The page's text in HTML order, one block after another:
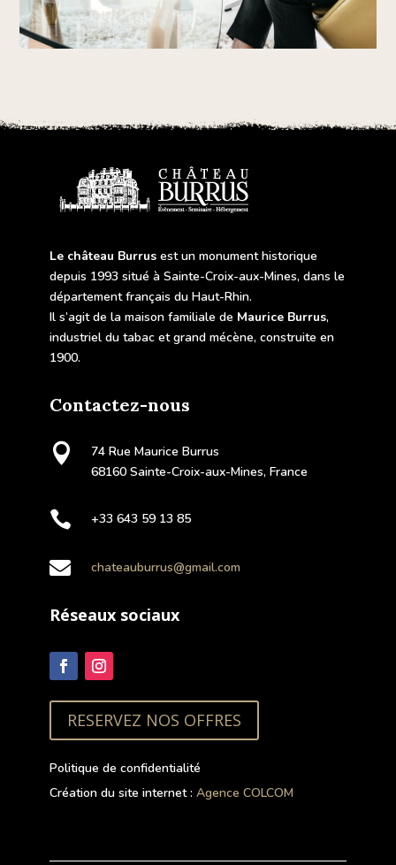
Le château Burrus est un monument historique
depuis 1993 situé à Sainte-Croix-aux-Mines, dans le
département français du Haut-Rhin.
Il s’agit de la maison familiale de Maurice Burrus,
industriel du tabac et grand mécène, construite en
1900.
Contactez-nous

74 Rue Maurice Burrus
68160 Sainte-Croix-aux-Mines, France
 +33 643 59 13 85
 chateauburrus@gmail.com
Réseaux sociaux
RESERVEZ NOS OFFRES
Politique de confidentialité
Création du site internet : Agence COLCOM